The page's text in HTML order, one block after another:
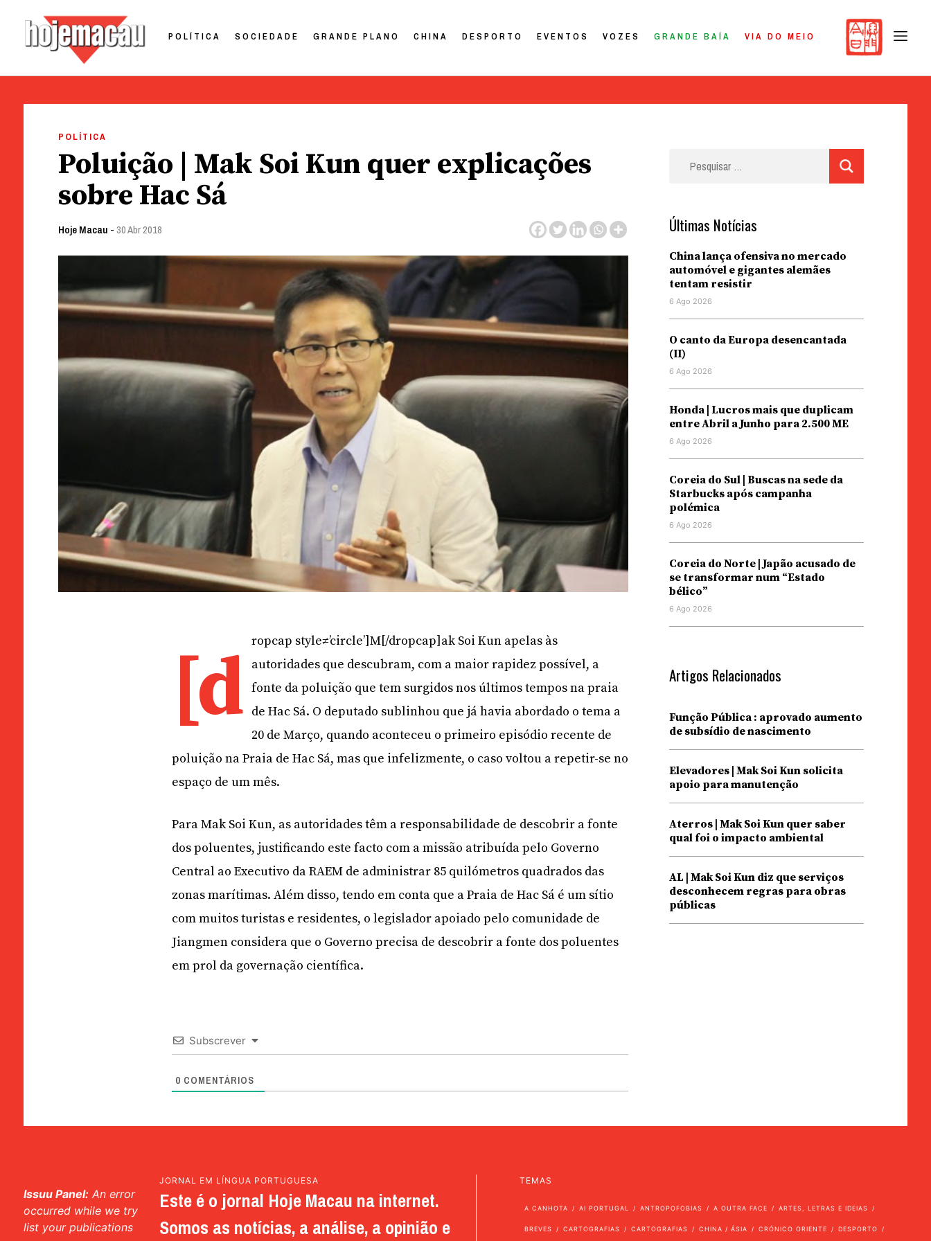
POLÍTICA SOCIEDADE GRANDE PLANO CHINA DESPORTO EVENTOS VOZES GRANDE BAÍA VIA DO MEIO
POLÍTICA
Poluição | Mak Soi Kun quer explicações
sobre Hac Sá
Hoje Macau - 30 Abr 2018
[d ropcap style≠’circle’]M[/dropcap]ak Soi Kun apelas às
autoridades que descubram, com a maior rapidez possível, a
fonte da poluição que tem surgidos nos últimos tempos na praia
de Hac Sá. O deputado sublinhou que já havia abordado o tema a
20 de Março, quando aconteceu o primeiro episódio recente de
poluição na Praia de Hac Sá, mas que infelizmente, o caso voltou a repetir-se no
espaço de um mês.
Para Mak Soi Kun, as autoridades têm a responsabilidade de descobrir a fonte
dos poluentes, justificando este facto com a missão atribuída pelo Governo
Central ao Executivo da RAEM de administrar 85 quilómetros quadrados das
zonas marítimas. Além disso, tendo em conta que a Praia de Hac Sá é um sítio
com muitos turistas e residentes, o legislador apoiado pelo comunidade de
Jiangmen considera que o Governo precisa de descobrir a fonte dos poluentes
em prol da governação científica.
Subscrever
0 COMENTÁRIOS
Últimas Notícias
China lança ofensiva no mercado
automóvel e gigantes alemães
tentam resistir
6 Ago 2026
O canto da Europa desencantada
(II)
6 Ago 2026
Honda | Lucros mais que duplicam
entre Abril a Junho para 2.500 ME
6 Ago 2026
Coreia do Sul | Buscas na sede da
Starbucks após campanha
polémica
6 Ago 2026
Coreia do Norte | Japão acusado de
se transformar num “Estado
bélico”
6 Ago 2026
Artigos Relacionados
Função Pública : aprovado aumento
de subsídio de nascimento
Elevadores | Mak Soi Kun solicita
apoio para manutenção
Aterros | Mak Soi Kun quer saber
qual foi o impacto ambiental
AL | Mak Soi Kun diz que serviços
desconhecem regras para obras
públicas
Issuu Panel: An error
occurred while we try
list your publications
JORNAL EM LÍNGUA PORTUGUESA
Este é o jornal Hoje Macau na internet.
Somos as notícias, a análise, a opinião e
TEMAS
A CANHOTA AI PORTUGAL ANTROPOFOBIAS A OUTRA FACE ARTES, LETRAS E IDEIAS
BREVES CARTOGRAFIAS CARTOGRAFIAS CHINA / ÁSIA CRÓNICO ORIENTE DESPORTO